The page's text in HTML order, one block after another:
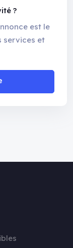
?
est le
services et